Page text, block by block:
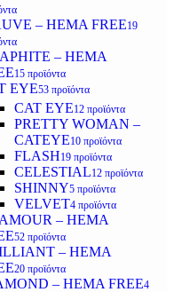
– HEMA FREE19
– HEMA
15 προϊόντα
EYE53 προϊόντα
CAT EYE12 προϊόντα
PRETTY WOMAN –
CATEYE10 προϊόντα
FLASH19 προϊόντα
CELESTIAL12 προϊόντα
SHINNY5 προϊόντα
VELVET4 προϊόντα
– HEMA
52 προϊόντα
– HEMA
20 προϊόντα
– HEMA FREE4